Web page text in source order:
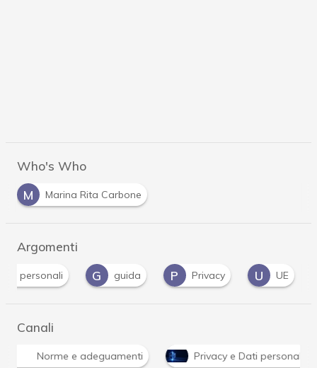
Who's Who
M
Marina Rita Carbone
Argomenti
personali G guida P Privacy U UE
Canali
Norme e adeguamenti Privacy e Dati personali